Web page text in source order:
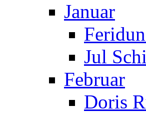
Januar
Jul
Februar
Doris